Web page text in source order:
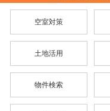
空室対策
土地活用
物件検索